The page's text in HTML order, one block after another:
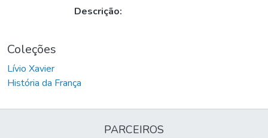
Descrição:
Coleções
Lívio Xavier
História da França
PARCEIROS